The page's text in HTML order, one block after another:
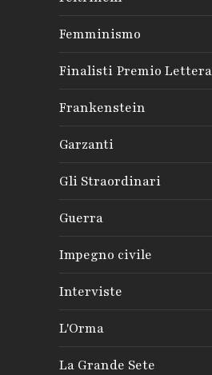
Femminismo
Finalisti Premio
Frankenstein
Garzanti
Gli Straordinari
Guerra
Impegno civile
Interviste
L'Orma
La Grande Sete